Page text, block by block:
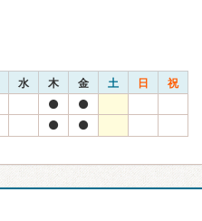
水 木 金 土 日 祝